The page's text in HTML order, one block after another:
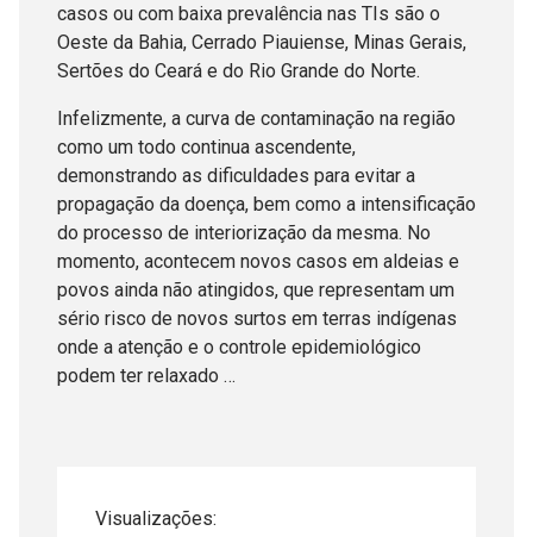
casos ou com baixa prevalência nas TIs são o
Oeste da Bahia, Cerrado Piauiense, Minas Gerais,
Sertões do Ceará e do Rio Grande do Norte.
Infelizmente, a curva de contaminação na região
como um todo continua ascendente,
demonstrando as dificuldades para evitar a
propagação da doença, bem como a intensificação
do processo de interiorização da mesma. No
momento, acontecem novos casos em aldeias e
povos ainda não atingidos, que representam um
sério risco de novos surtos em terras indígenas
onde a atenção e o controle epidemiológico
podem ter relaxado …
Visualizações: